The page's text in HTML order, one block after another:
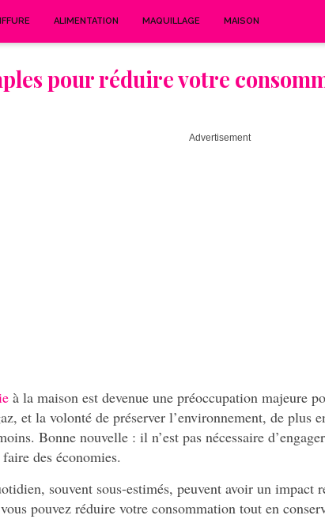
ALIMENTATION MAQUILLAGE MAISON
pour réduire votre
Advertisement
à la maison est devenue une préoccupation majeure
et la volonté de préserver l’environnement, de plus
Bonne nouvelle : il n’est pas nécessaire
des économies.
souvent sous-estimés, peuvent avoir un
pouvez réduire votre consommation tout en